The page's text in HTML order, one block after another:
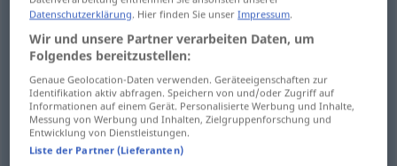
Vorrücken avance
Vormarsch m avance
Fortschrittm avance FIG
Vorschauf avance FILM
Datenschutzerklärung. Hier finden Sie unserImpressum.
Wir und unsere Partner verarbeiten Daten, um
Folgendes bereitzustellen:
Genaue Geolocation-Daten verwenden. Geräteeigenschaften zur
Identifikation aktiv abfragen. Speichern von und/oder Zugriff auf
Informationen auf einem Gerät. Personalisierte Werbung und Inhalte,
Messung von Werbung und Inhalten, Zielgruppenforschung und
Entwicklung von Dienstleistungen.
Liste der Partner (Lieferanten)